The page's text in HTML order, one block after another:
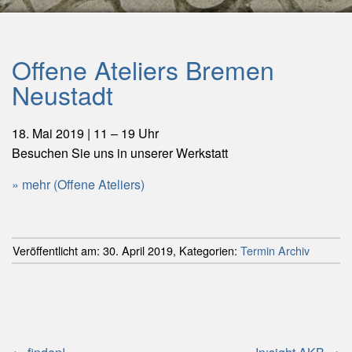
Offene Ateliers Bremen
Neustadt
18. Mai 2019 | 11 – 19 Uhr
Besuchen Sie uns in unserer Werkstatt
mehr (Offene Ateliers)
Veröffentlicht am: 30. April 2019, Kategorien: Termin Archiv